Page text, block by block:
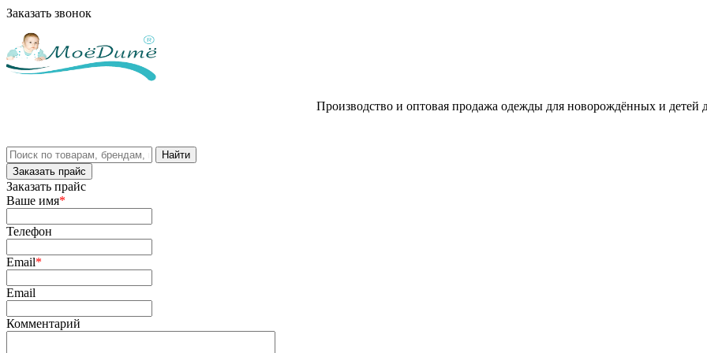
Заказать звонок
Производство и оптовая продажа одежды для новорождённых и детей
Заказать прайс
Заказать прайс
Ваше имя*
Телефон
Email*
Email
Комментарий